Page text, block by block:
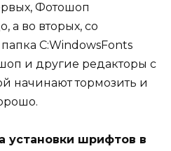
Фотошоп
а во вторых, со
C:WindowsFonts
и другие редакторы с
начинают тормозить и
установки шрифтов в